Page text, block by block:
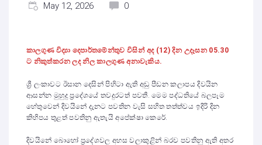
May 12, 2026 0
කාලගුණ විද්‍යා දෙපාර්තමේන්තුව විසින් අද (12) දින උදෑසන 05.30
ට නිකුත්කරන ලද නිල කාලගුණ අනාවැකිය.
ශ්‍රී ලංකාවට ඊසාන දෙසින් පිහිටා ඇති අඩු පීඩන කලාපය දිවයින
ආසන්න මුහුදු ප්‍රදේශයේ තවදුරටත් පවතී. මෙම පද්ධතියේ බලපෑම
හේතුවෙන් දිවයිනේ දැනට පවතින වැසි සහිත තත්ත්වය ඉදිරි දින
කිහිපය තුළත් පවතිනු ඇතැයි අපේක්ෂා කෙරේ.
දිවයිනේ බොහෝ ප්‍රදේශවල අහස වලාකුළින් බරව පවතිනු ඇති අතර